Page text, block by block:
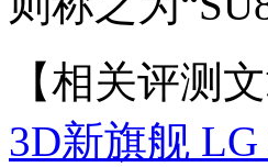
【相关评测
3D新旗舰